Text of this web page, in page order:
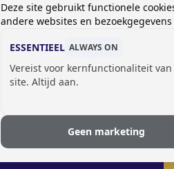
Technische fiche
Prijslijst kasten
Deze site gebruikt functionele
andere websites en
ESSENTIEEL ALWAYS ON
Vereist voor kernfunctionaliteit van
site. Altijd aan.
Geen marketing